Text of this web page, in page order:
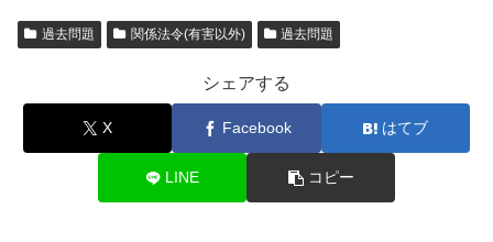
過去問題 関係法令(有害以外) 過去問題
シェアする
X Facebook はてブ
LINE コピー